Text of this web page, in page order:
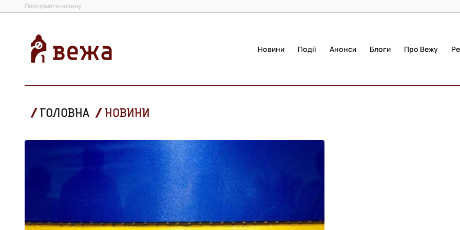
Повідомити новину
Новини Події Анонси Блоги Про Вежу
ГОЛОВНА НОВИНИ